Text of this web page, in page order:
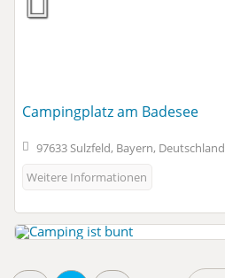
Campingplatz am Badesee
97633 Sulzfeld, Bayern, Deutschland
Weitere Informationen